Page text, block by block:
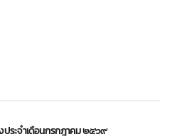
ประจำเดือนกรกฎาคม ๒๕๖๙